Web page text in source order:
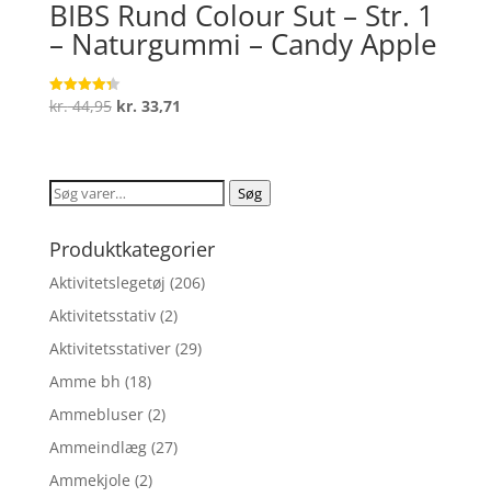
BIBS Rund Colour Sut – Str. 1
– Naturgummi – Candy Apple
Vurderet
4.3
kr.44,95 Den
var:
kr. 44,95.
kr. 33,71
er:
kr. 33,71.
Søg
Søg
Produktkategorier
Aktivitetslegetøj (206)
Aktivitetsstativ (2)
Aktivitetsstativer (29)
Amme bh (18)
Ammebluser (2)
Ammeindlæg (27)
Ammekjole (2)